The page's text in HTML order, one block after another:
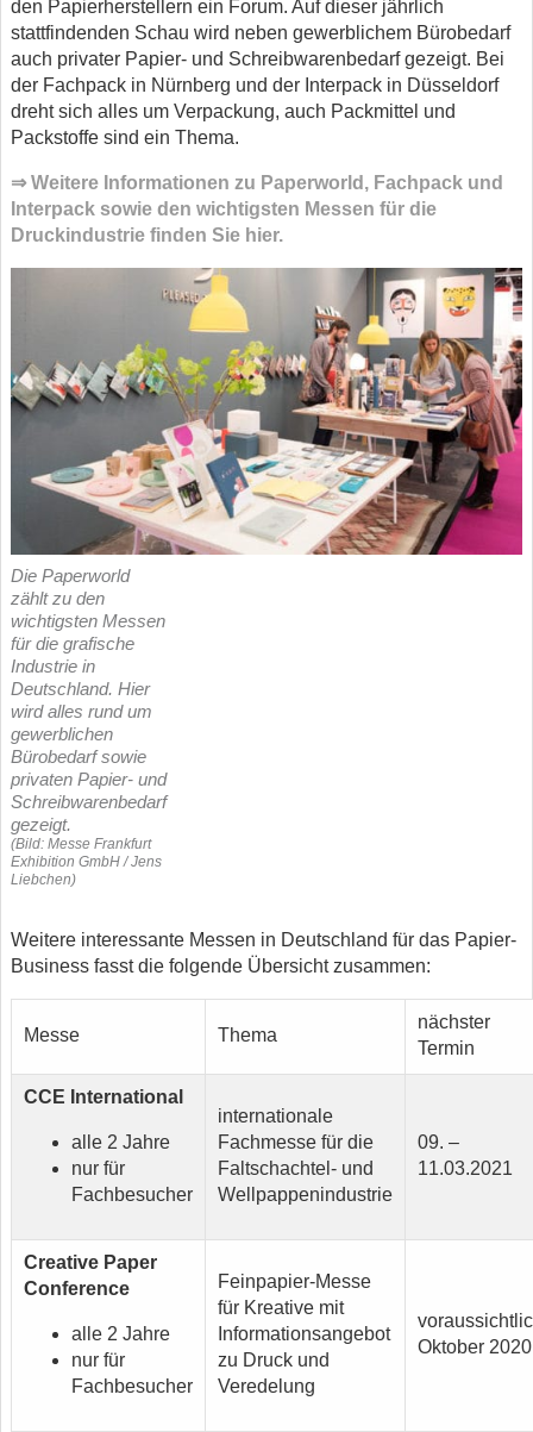
den Papierherstellern ein Forum. Auf dieser jährlich
stattfindenden Schau wird neben gewerblichem Bürobedarf
auch privater Papier- und Schreibwarenbedarf gezeigt. Bei
der Fachpack in Nürnberg und der Interpack in Düsseldorf
dreht sich alles um Verpackung, auch Packmittel und
Packstoffe sind ein Thema.
⇒ Weitere Informationen zu Paperworld, Fachpack und
Interpack sowie den wichtigsten Messen für die
Druckindustrie finden Sie hier.
Die Paperworld
zählt zu den
wichtigsten Messen
für die grafische
Industrie in
Deutschland. Hier
wird alles rund um
gewerblichen
Bürobedarf sowie
privaten Papier- und
Schreibwarenbedarf
gezeigt.
(Bild: Messe Frankfurt
Exhibition GmbH / Jens
Liebchen)
Weitere interessante Messen in Deutschland für das Papier-
Business fasst die folgende Übersicht zusammen:
Messe Thema
nächster
Termin
CCE International
alle 2 Jahre
nur für
Fachbesucher
internationale
Fachmesse für die
Faltschachtel- und
Wellpappenindustrie
09. –
11.03.2021
Creative Paper
Conference
alle 2 Jahre
nur für
Fachbesucher
Feinpapier-Messe
für Kreative mit
Informationsangebot
zu Druck und
Veredelung
Oktober 2020